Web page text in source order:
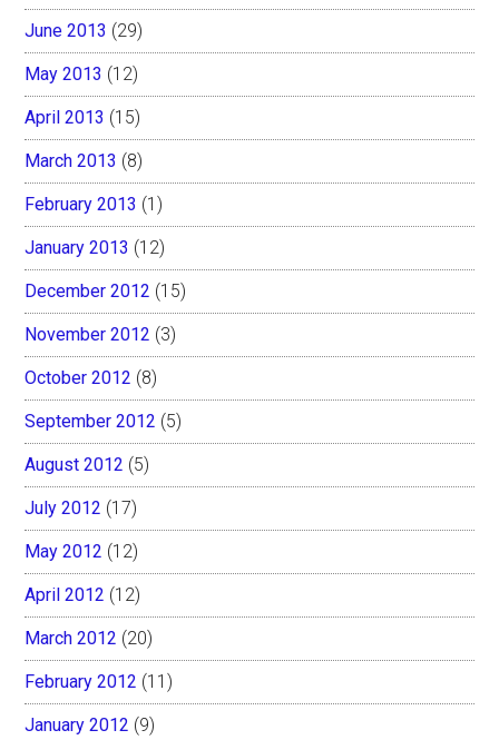
June 2013 (29)
May 2013 (12)
April 2013 (15)
March 2013 (8)
February 2013 (1)
January 2013 (12)
December 2012 (15)
November 2012 (3)
October 2012 (8)
September 2012 (5)
August 2012 (5)
July 2012 (17)
May 2012 (12)
April 2012 (12)
March 2012 (20)
February 2012 (11)
January 2012 (9)